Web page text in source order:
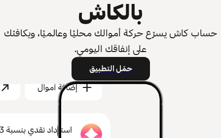
بالكاش
حساب كاش يسرّع حركة أموالك محليًا وعالميًا، ويكافئك
على إنفاقك اليومي.
حمّل التطبيق